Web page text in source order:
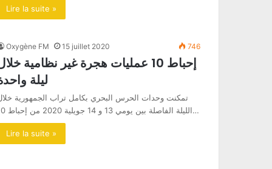
Lire la suite »
Oxygène FM 15 juillet 2020 746
إحباط 10 عمليات هجرة غير نظامية
ليلة
تمكنت وحدات الحرس البحري بكامل تراب الجمهورية
الليلة الفاصلة بين يومي 13 و 14 جويلية 2020 من إحباط 10…
Lire la suite »